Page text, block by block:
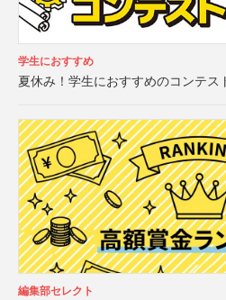
学生におすすめ
夏休み！学生におすすめのコンテス
編集部セレクト